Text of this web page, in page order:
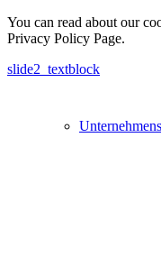
You can read about our
Privacy Policy Page.
slide2_textblock